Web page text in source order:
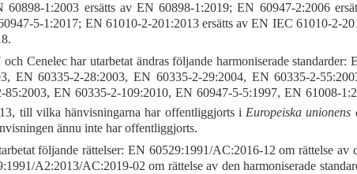
60898-1:2003 ersätts av EN 60898-1:2019; EN 60947-2:2006
5-1:2017; EN 61010-2-201:2013 ersätts av EN IEC 61010-2-
Cenelec har utarbetat ändras följande harmoniserade
EN 60335-2-28:2003, EN 60335-2-29:2004, EN 60335-2-
85:2003, EN 60335-2-109:2010, EN 60947-5-5:1997, EN 61008-
till vilka hänvisningarna har offentliggjorts i Europeiska
ännu inte har offentliggjorts.
följande rättelser: EN 60529:1991/AC:2016-12 om rättelse av
A2:2013/AC:2019-02 om rättelse av den harmoniserade